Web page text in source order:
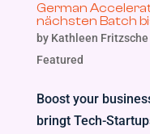
German
nächsten Batch
by Kathleen Fritzsche
Featured
Boost your
bringt Tech-